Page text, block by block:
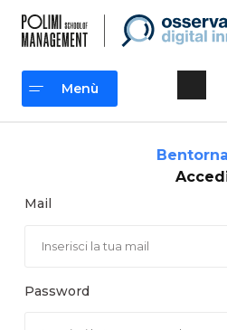
contenuto
Menù
Mail
Password